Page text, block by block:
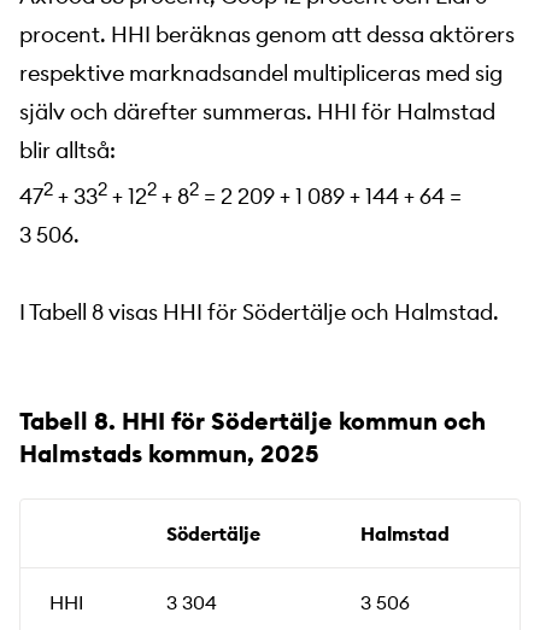
procent. HHI beräknas genom att dessa aktörers
respektive marknadsandel multipliceras med sig
själv och därefter summeras. HHI för Halmstad
blir alltså:
472 + 332 + 122 + 82 = 2 209 + 1 089 + 144 + 64 =
3 506.
I Tabell 8 visas HHI för Södertälje och Halmstad.
Tabell 8. HHI för Södertälje kommun och
Halmstads kommun, 2025
Södertälje Halmstad
HHI 3 304 3 506